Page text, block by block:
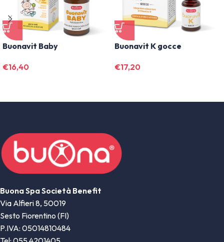
Buonavit Baby
€16,40
Buonavit K gocce
€17,20
Buona Spa Società Benefit
Via Alfieri 8, 50019
Sesto Fiorentino (FI)
P.IVA: 05014810484